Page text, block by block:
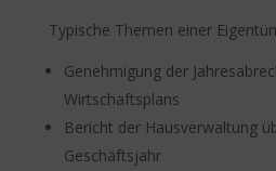
Typische Themen einer
Genehmigung der
Wirtschaftsplans
Bericht der Hausverwaltung
Geschäftsjahr